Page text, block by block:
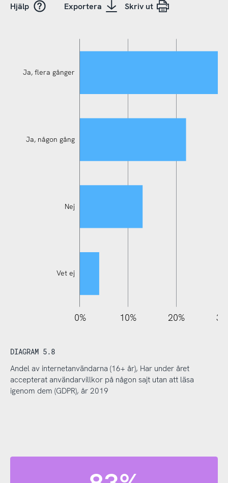
Hjälp Exportera Skriv ut
Ja, flera gånger
Ja, någon gång
Nej
Vet ej
110% 20%
10%
0%
-10%
-20%
DIAGRAM 5.8
Andel av internetanvändarna (16+ år), Har under året
accepterat användarvillkor på någon sajt utan att läsa
igenom dem (GDPR), år 2019